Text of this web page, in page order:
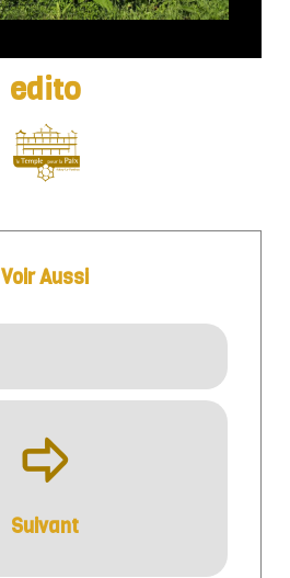
edito
Voir Aussi
ÿ
Suivant